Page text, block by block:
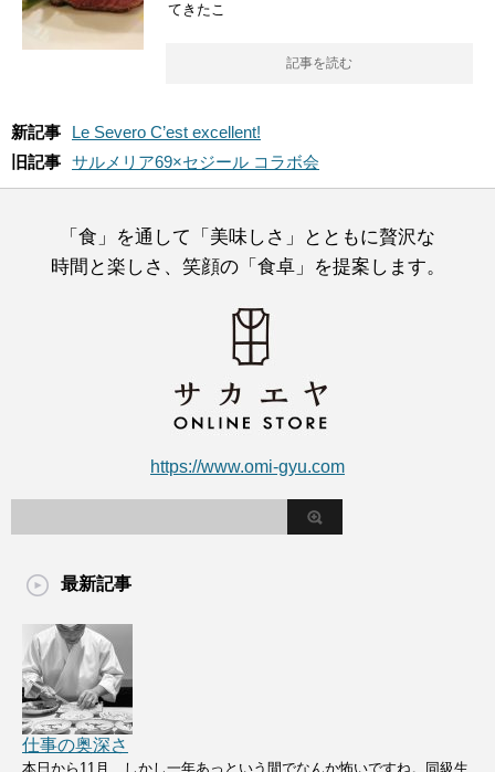
てきたこ
記事を読む
新記事
Le Severo C’est excellent!
旧記事 サルメリア69×セジール コラボ会
「食」を通して「美味しさ」とともに贅沢な
時間と楽しさ、笑顔の「食卓」を提案します。
https://www.omi-gyu.com
最新記事
仕事の奥深さ
本日から11月、しかし一年あっという間でなんか怖いですね。同級生